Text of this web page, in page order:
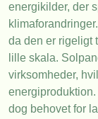
energikilder, der
da den er rigeligt
lille skala.
virksomheder,
dog behovet for